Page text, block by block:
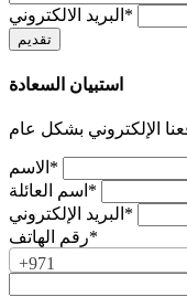
البريد الالكتروني*
استبيان السعادة
الإلكتروني بشكل عام
الاسم*
اسم العائلة*
البريد الإلكتروني*
رقم الهاتف*
+971